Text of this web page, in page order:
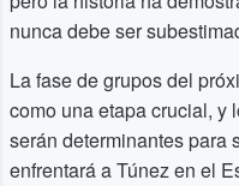
nunca debe ser
La fase de grupos del
como una etapa crucial, y
serán determinantes para
enfrentará a Túnez en el